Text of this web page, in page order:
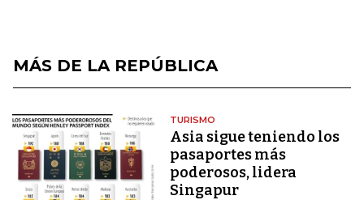
MÁS DE LA REPÚBLICA
TURISMO
Asia sigue teniendo los
pasaportes más
poderosos, lidera
Singapur